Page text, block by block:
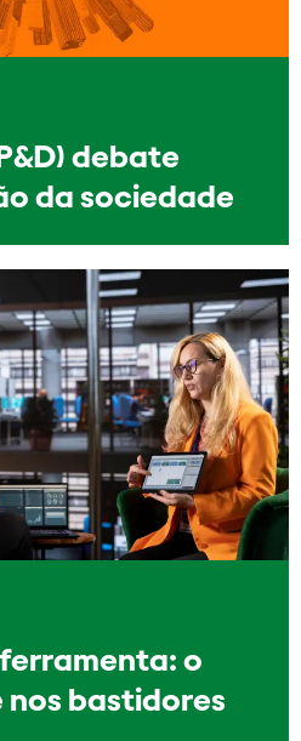
debate
da sociedade
o
bastidores